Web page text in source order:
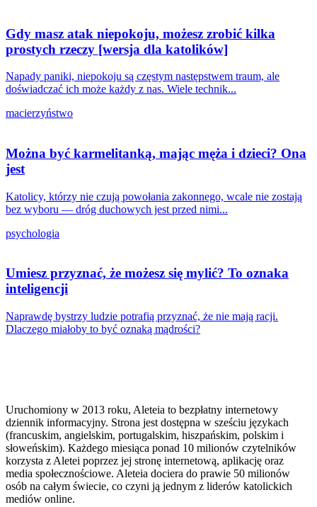
Gdy masz atak niepokoju, możesz zrobić kilka
prostych rzeczy [wersja dla katolików]
Napady paniki, niepokoju są częstym następstwem traum, ale
doświadczać ich może każdy z nas. Wiele technik...
macierzyństwo
Można być karmelitanką, mając męża i dzieci? Ona
jest
Katolicy, którzy nie czują powołania zakonnego, wcale nie zostają
bez wyboru — dróg duchowych jest przed nimi...
psychologia
Umiesz przyznać, że możesz się mylić? To oznaka
inteligencji
Naprawdę bystrzy ludzie potrafią przyznać, że nie mają racji.
Dlaczego miałoby to być oznaką mądrości?
Uruchomiony w 2013 roku, Aleteia to bezpłatny internetowy
dziennik informacyjny. Strona jest dostępna w sześciu językach
(francuskim, angielskim, portugalskim, hiszpańskim, polskim i
słoweńskim). Każdego miesiąca ponad 10 milionów czytelników
korzysta z Aletei poprzez jej stronę internetową, aplikację oraz
media społecznościowe. Aleteia dociera do prawie 50 milionów
osób na całym świecie, co czyni ją jednym z liderów katolickich
mediów online.